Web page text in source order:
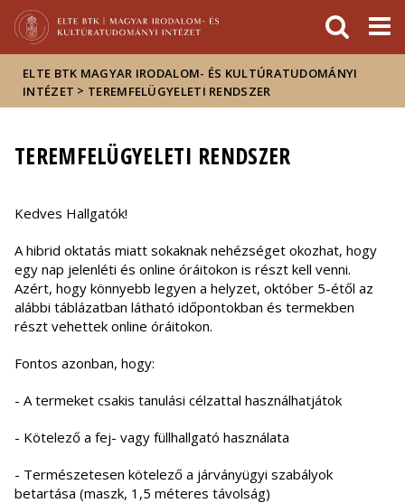
Hírek
Események
ELTE a
sajtóban
ELTE BTK MAGYAR IRODALOM- ÉS KULTÚRATUDOMÁNYI
INTÉZET > TEREMFELÜGYELETI RENDSZER
TEREMFELÜGYELETI RENDSZER
Kedves Hallgatók!
A hibrid oktatás miatt sokaknak nehézséget okozhat, hogy
egy nap jelenléti és online óráitokon is részt kell venni.
Azért, hogy könnyebb legyen a helyzet, október 5-étől az
alábbi táblázatban látható időpontokban és termekben
részt vehettek online óráitokon.
Fontos azonban, hogy:
- A termeket csakis tanulási célzattal használhatjátok
- Kötelező a fej- vagy füllhallgató használata
- Természetesen kötelező a járványügyi szabályok
betartása (maszk, 1,5 méteres távolság)